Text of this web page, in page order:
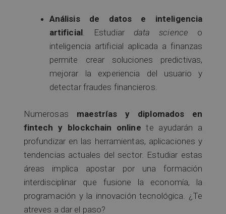
Análisis de datos e inteligencia
artificial. Estudiar data science o
inteligencia artificial aplicada a finanzas
permite crear soluciones predictivas,
mejorar la experiencia del usuario y
detectar fraudes financieros.
Numerosas maestrías y diplomados en
fintech y blockchain online te ayudarán a
profundizar en las herramientas, aplicaciones y
tendencias actuales del sector. Estudiar estas
áreas implica apostar por una formación
interdisciplinar que fusione la economía, la
programación y la innovación tecnológica. ¿Te
atreves a dar el paso?